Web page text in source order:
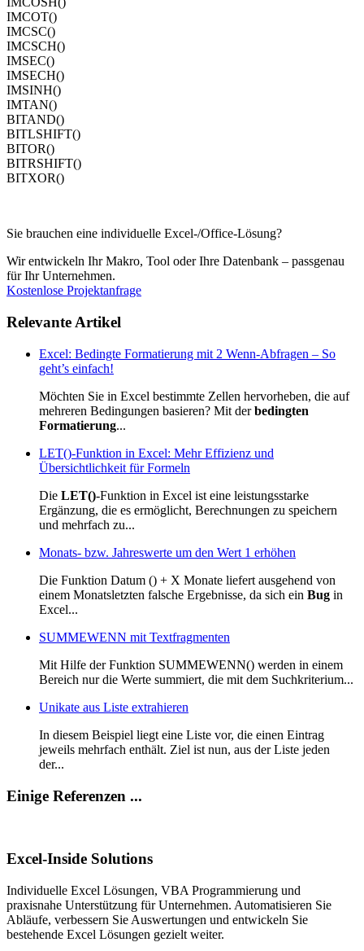
IMCOT()
IMCSC()
IMCSCH()
IMSEC()
IMSECH()
IMSINH()
IMTAN()
BITAND()
BITLSHIFT()
BITOR()
BITRSHIFT()
BITXOR()
Sie brauchen eine individuelle Excel-/Office-Lösung?
Wir entwickeln Ihr Makro, Tool oder Ihre Datenbank – passgenau
für Ihr Unternehmen.
Kostenlose Projektanfrage
Relevante Artikel
Excel: Bedingte Formatierung mit 2 Wenn-Abfragen – So
geht’s einfach!
Möchten Sie in Excel bestimmte Zellen hervorheben, die auf
mehreren Bedingungen basieren? Mit derbedingten
Formatierung...
LET()-Funktion in Excel: Mehr Effizienz und
Übersichtlichkeit für Formeln
Die LET()-Funktion in Excel ist eine leistungsstarke
Ergänzung, die es ermöglicht, Berechnungen zu speichern
und mehrfach zu...
Monats- bzw. Jahreswerte um den Wert 1 erhöhen
Die Funktion Datum () + X Monate liefert ausgehend von
einem Monatsletzten falsche Ergebnisse, da sich ein Bug in
Excel...
SUMMEWENN mit Textfragmenten
Mit Hilfe der Funktion SUMMEWENN() werden in einem
Bereich nur die Werte summiert, die mit dem Suchkriterium...
Unikate aus Liste extrahieren
In diesem Beispiel liegt eine Liste vor, die einen Eintrag
jeweils mehrfach enthält. Ziel ist nun, aus der Liste jeden
der...
Einige Referenzen ...
Excel-Inside Solutions
Individuelle Excel Lösungen, VBA Programmierung und
praxisnahe Unterstützung für Unternehmen. Automatisieren Sie
Abläufe, verbessern Sie Auswertungen und entwickeln Sie
bestehende Excel Lösungen gezielt weiter.